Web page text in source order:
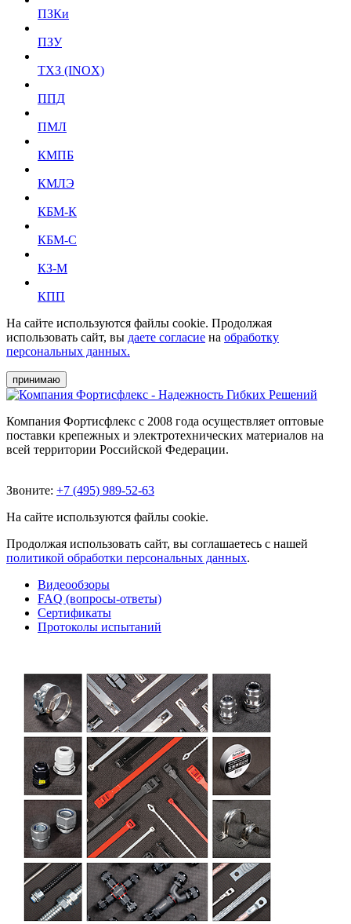
ПЗКи
ПЗУ
ТХЗ (INOX)
ППД
ПМЛ
КМПБ
КМЛЭ
КБМ-К
КБМ-С
КЗ-М
КПП
На сайте используются файлы cookie. Продолжая
использовать сайт, вы даете согласие на обработку
персональных данных.
принимаю
Компания Фортисфлекс с 2008 года осуществляет оптовые
поставки крепежных и электротехнических материалов на
всей территории Российской Федерации.
Звоните: +7 (495) 989-52-63
На сайте используются файлы cookie.
Продолжая использовать сайт, вы соглашаетесь с нашей
политикой обработки персональных данных.
Видеообзоры
FAQ (вопросы-ответы)
Сертификаты
Протоколы испытаний